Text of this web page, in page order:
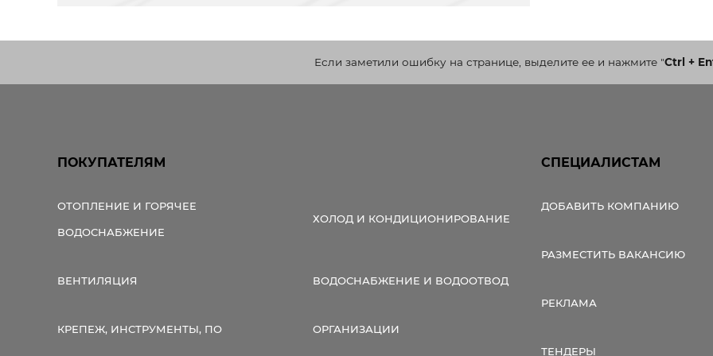
Если заметили ошибку на странице, выделите ее и нажмите"Ctrl +
ПОКУПАТЕЛЯМ
ОТОПЛЕНИЕ И ГОРЯЧЕЕ
ВОДОСНАБЖЕНИЕ
ХОЛОД И КОНДИЦИОНИРОВАНИЕ
ВЕНТИЛЯЦИЯ ВОДОСНАБЖЕНИЕ И ВОДООТВОД
КРЕПЕЖ, ИНСТРУМЕНТЫ, ПО ОРГАНИЗАЦИИ
СПЕЦИАЛИСТАМ
ДОБАВИТЬ КОМПАНИЮ
РАЗМЕСТИТЬ ВАКАНСИЮ
РЕКЛАМА
ТЕНДЕРЫ